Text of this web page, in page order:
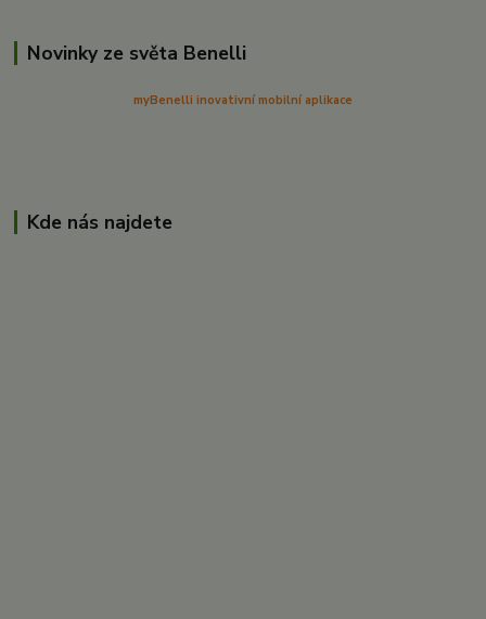
Novinky ze světa Benelli
myBenelli inovativní mobilní aplikace
Kde nás najdete